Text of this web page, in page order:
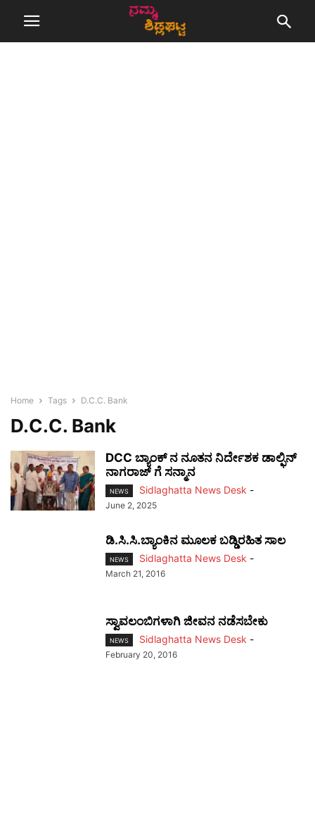
Home Tags D.C.C. Bank
D.C.C. Bank
DCC ಬ್ಯಾಂಕ್‌ ನ ನೂತನ ನಿರ್ದೇಶಕ ಡಾಲ್ಫಿನ್
ನಾಗರಾಜ್‌ ಗೆ ಸನ್ಮಾನ
NEWS Sidlaghatta News Desk -
June 2, 2025
ಡಿ.ಸಿ.ಸಿ.ಬ್ಯಾಂಕಿನ ಮೂಲಕ ಬಡ್ಡಿರಹಿತ ಸಾಲ
NEWS Sidlaghatta News Desk -
March 21, 2016
ಸ್ವಾವಲಂಬಿಗಳಾಗಿ ಜೀವನ ನಡೆಸಬೇಕು
NEWS Sidlaghatta News Desk -
February 20, 2016